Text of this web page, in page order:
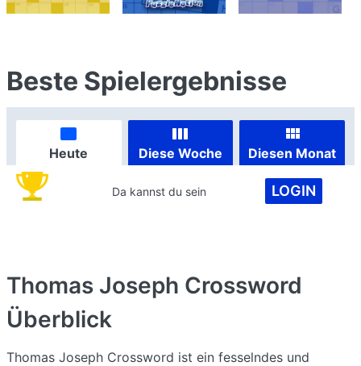
Beste Spielergebnisse
Heute Diese Woche Diesen Monat
Da kannst du sein LOGIN
Thomas Joseph Crossword
Überblick
Thomas Joseph Crossword ist ein fesselndes und